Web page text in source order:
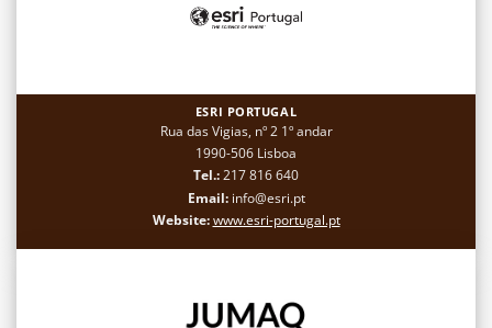
ESRI PORTUGAL
Rua das Vigias, nº 2 1º andar
1990-506 Lisboa
Tel.:217 816 640
Email:info@esri.pt
Website: www.esri-portugal.pt